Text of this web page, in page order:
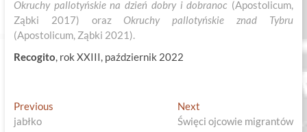
Okruchy pallotyńskie na dzień dobry i dobranoc (Apostolicum,
Ząbki 2017) oraz Okruchy pallotyńskie znad Tybru
(Apostolicum, Ząbki 2021).
Recogito, rok XXIII, październik 2022
Nawigacja
PreviousPrevious
jabłko
Next
post:
Święci ojcowie migrantów